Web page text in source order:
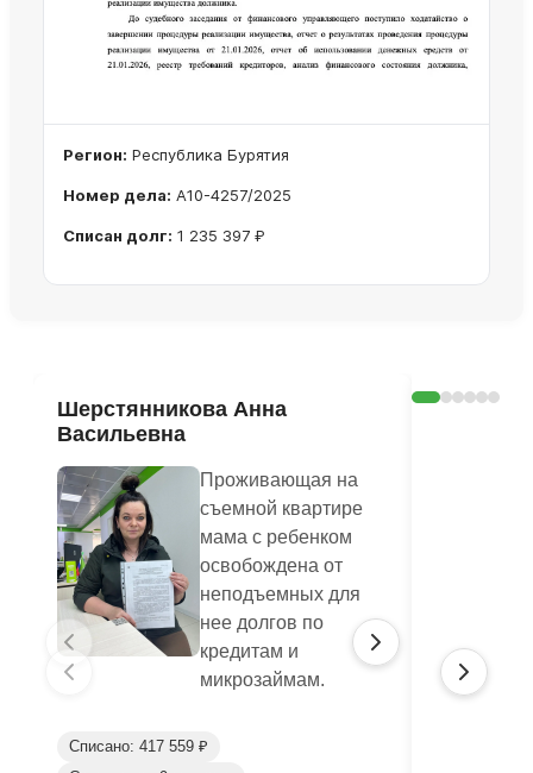
Регион: Республика Бурятия
Номер дела: А10-4257/2025
Списан долг: 1 235 397 ₽
Шерстянникова Анна
Васильевна
Проживающая на
съемной квартире
мама с ребенком
освобождена от
неподъемных для
нее долгов по
кредитам и
микрозаймам.
Списано: 417 559 ₽